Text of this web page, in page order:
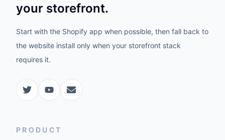
your storefront.
Start with the Shopify app when possible, then fall back to
the website install only when your storefront stack
requires it.
PRODUCT